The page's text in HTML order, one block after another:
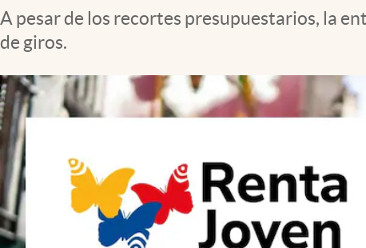
A pesar de los recortes presupuestarios, la
de giros.